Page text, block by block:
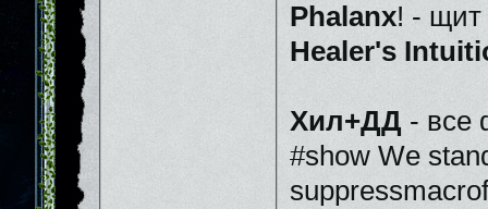
Phalanx! - щит
Healer's
Хил+ДД - все
#show We